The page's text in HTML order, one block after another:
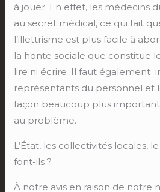
à jouer. En effet, les médecins
au secret médical, ce qui fait
l’illettrisme est plus facile à
la honte sociale que constitue
lire ni écrire .Il faut également
représentants du personnel et
façon beaucoup plus
au problème.
L’État, les collectivités locales,
font-ils ?
À notre avis en raison de notre